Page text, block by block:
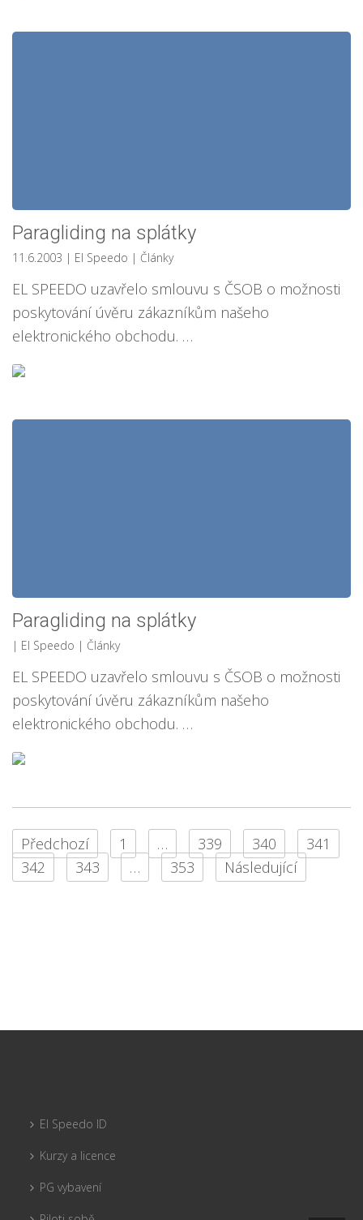
Paragliding na splátky
11.6.2003 | El Speedo | Články
EL SPEEDO uzavřelo smlouvu s ČSOB o možnosti
poskytování úvěru zákazníkům našeho
elektronického obchodu. …
Paragliding na splátky
| El Speedo | Články
EL SPEEDO uzavřelo smlouvu s ČSOB o možnosti
poskytování úvěru zákazníkům našeho
elektronického obchodu. …
Předchozí 1 … 339 340
341
342
343 … 353 Následující
El Speedo ID
Kurzy a licence
PG vybavení